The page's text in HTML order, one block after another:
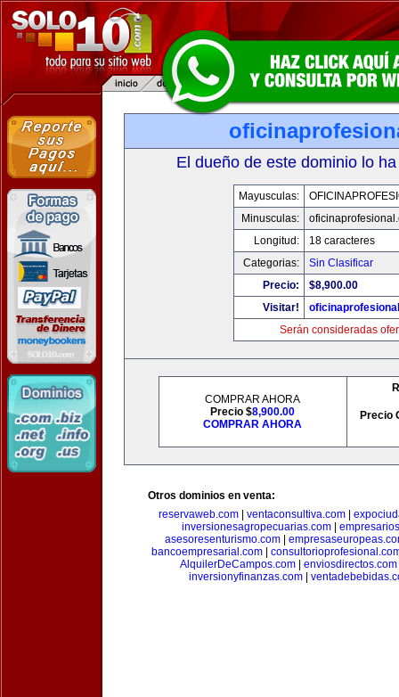
El dueño de este dominio lo
Mayusculas:
Minusculas:
Longitud:
18 caracteres
Categorias:
Sin Clasificar
Precio:
$8,900.00
Visitar!
Serán consideradas
COMPRAR AHORA
Precio $8,900.00
COMPRAR AHORA
Precio
Otros dominios en venta:
reservaweb.com| ventaconsultiva.com|
inversionesagropecuarias.com
asesoresenturismo.com|
bancoempresarial.com
AlquilerDeCampos.com
enviosdirectos.com
inversionyfinanzas.com|